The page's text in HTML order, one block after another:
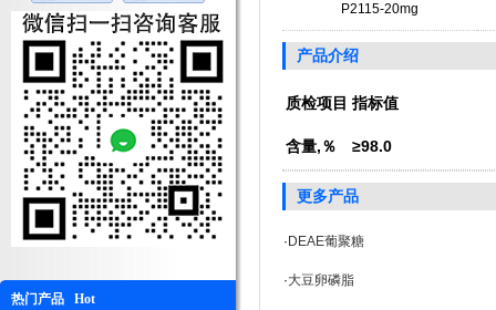
热门产品 Hot
P2115-20mg
产品介绍
质检项目 指标值
含量,％ ≥98.0
更多产品
· DEAE葡聚糖
·大豆卵磷脂